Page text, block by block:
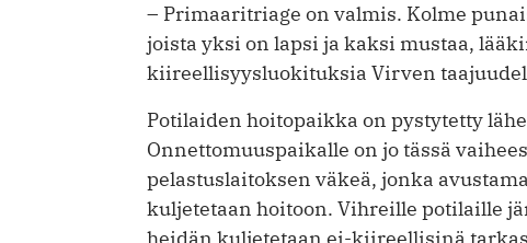
– Primaaritriage on valmis. Kolme
joista yksi on lapsi ja kaksi mustaa,
kiireellisyysluokituksia Virven
Potilaiden hoitopaikka on pystytetty
Onnettomuuspaikalle on jo tässä
pelastuslaitoksen väkeä, jonka
kuljetetaan hoitoon. Vihreille potilaille